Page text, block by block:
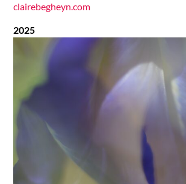
clairebegheyn.com
2025